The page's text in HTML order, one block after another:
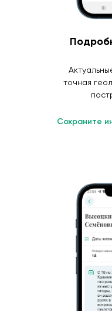
точная
Сохраните